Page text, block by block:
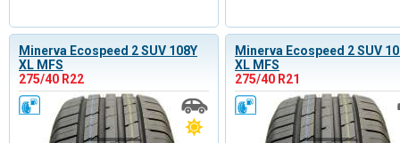
Minerva Ecospeed 2 SUV 108Y
XL MFS
275/40 R22
Minerva Ecospeed 2 SUV
XL MFS
275/40 R21